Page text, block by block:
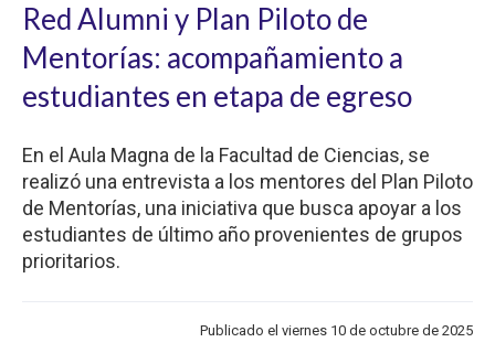
CARRERAS
POSTGRADOS
INVESTIGACIÓN
ADMISIÓN
ESTUDIANTES ACADÉMICOS
FUNCIONARIOS
Red Alumni y Plan Piloto de
Mentorías: acompañamiento a
estudiantes en etapa de egreso
En el Aula Magna de la Facultad de Ciencias, se
realizó una entrevista a los mentores del Plan Piloto
de Mentorías, una iniciativa que busca apoyar a los
estudiantes de último año provenientes de grupos
prioritarios.
Publicado el viernes 10 de octubre de 2025